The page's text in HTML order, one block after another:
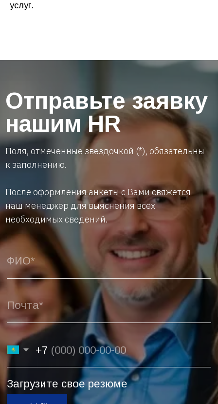
услуг.
Add file
ОТПРАВИТЬ
Нажимая кнопку “ОТПРАВИТЬ” даю согласие на
обработку моих персональных данных